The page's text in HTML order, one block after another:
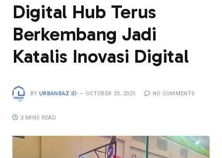
Digital Hub Terus
Berkembang Jadi
Katalis Inovasi Digital
BY URBANBAZ.ID OCTOBER 29, 2025 NO COMMENTS
3 MINS READ